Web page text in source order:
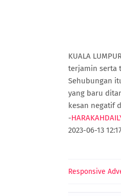
KUALA
terjamin serta
Sehubungan
yang baru
kesan negatif
-
2023-06-13
Responsive